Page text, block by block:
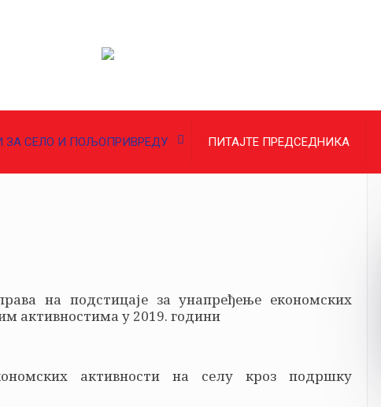
ЗА СЕЛО И ПОЉОПРИВРЕДУ ПИТАЈТЕ ПРЕДСЕДНИКА
на подстицаје за унапређење економских
активностима у 2019. години
активности на селу кроз подршку